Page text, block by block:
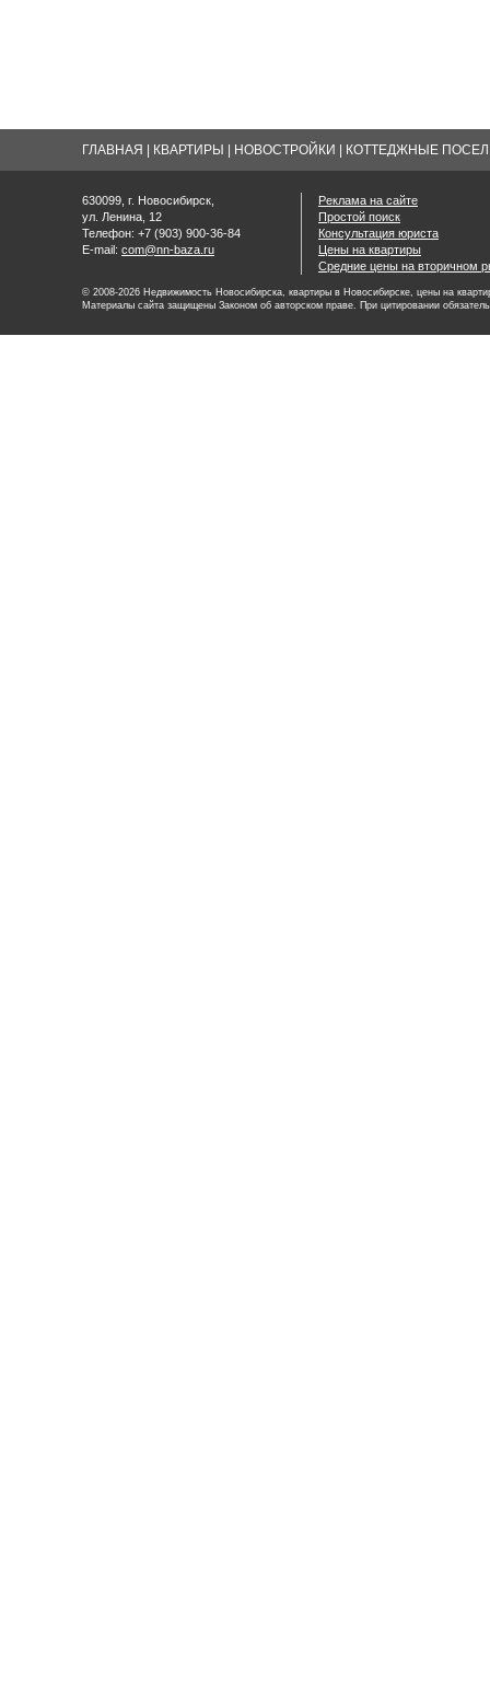
ГЛАВНАЯ КВАРТИРЫ НОВОСТРОЙКИ КОТТЕДЖНЫЕ
630099, г. Новосибирск,
ул. Ленина, 12
Телефон: +7 (903) 900-36-84
E-mail: com@nn-baza.ru
Реклама на сайте
Простой поиск
Консультация юриста
Цены на квартиры
Средние цены на вторичном
© 2008-2026 Недвижимость Новосибирска, квартиры в Новосибирске, цены на
Материалы сайта защищены Законом об авторском праве. При цитировании